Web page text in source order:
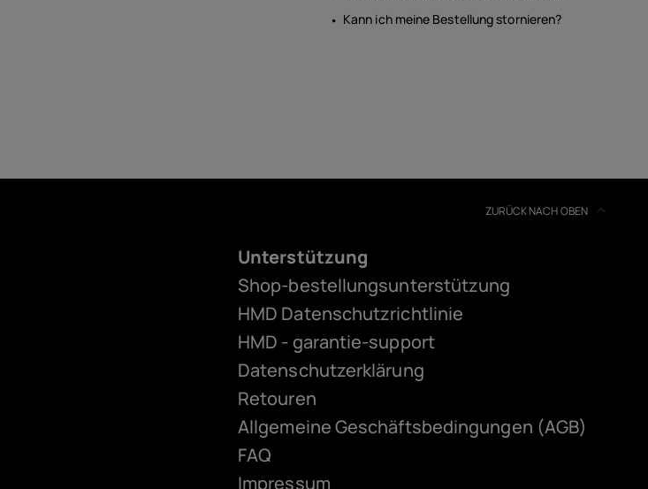
Kann ich meine Bestellung stornieren?
ZURÜCK NACH OBEN
Unterstützung
Shop-bestellungsunterstützung
HMD Datenschutzrichtlinie
HMD - garantie-support
Datenschutzerklärung
Retouren
Allgemeine Geschäftsbedingungen (AGB)
FAQ
Impressum